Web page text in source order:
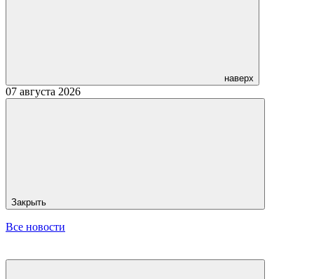
наверх
07 августа 2026
Закрыть
Все новости